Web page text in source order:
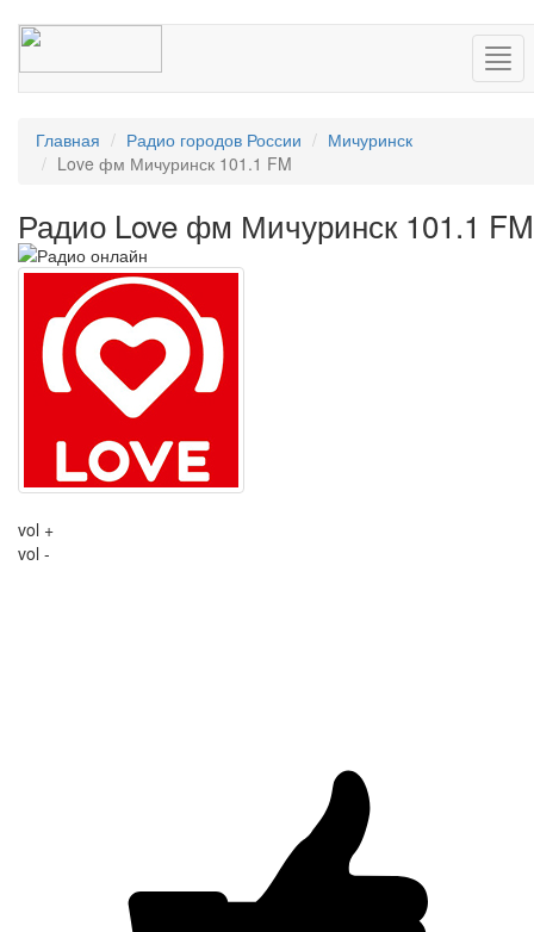
Главная Радио городов России
Мичуринск
Love фм Мичуринск 101.1 FM
Радио Love фм Мичуринск 101.1 FM
vol +
vol -